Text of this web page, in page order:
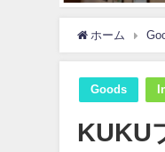
ホーム
Goods
KUKU